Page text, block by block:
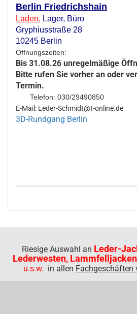
Berlin Friedrichshain
Laden, Lager, Büro
Gryphiusstraße 28
10245 Berlin
Öffnungszeiten:
Bis 31.08.26 unregelmäßige
Bitte rufen Sie vorher an oder
Termin.
Telefon: 030/29490850
E-Mail: Leder-Schmidt@t-online.de
3D-Rundgang Berlin
Riesige Auswahl an Leder-
Lederwesten,
u.s.w. in allen Fachgeschäften